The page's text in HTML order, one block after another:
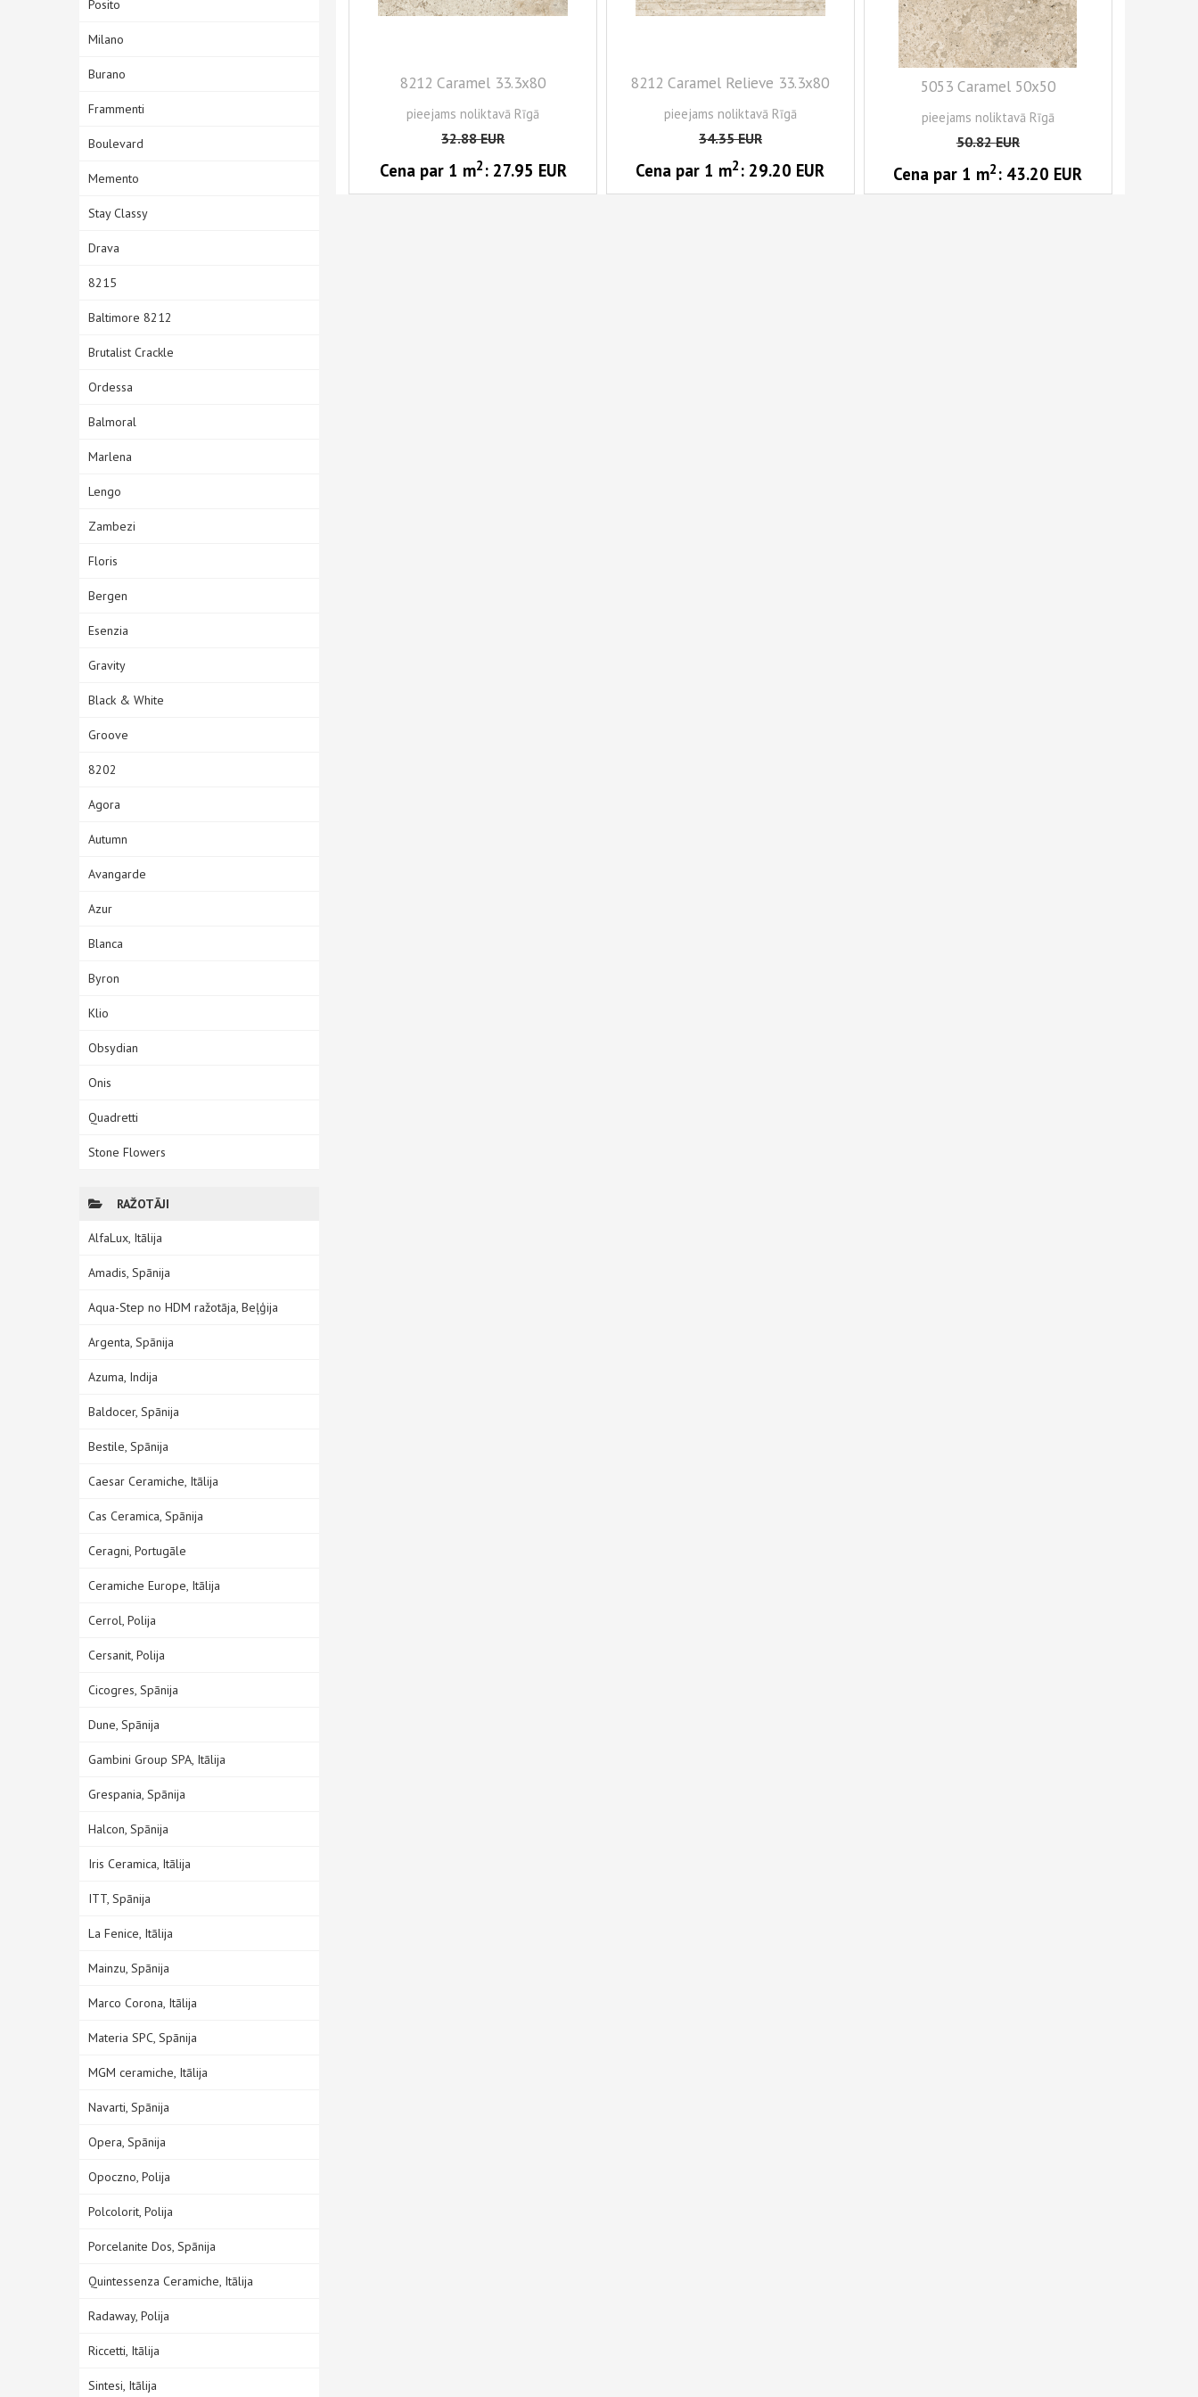
Posito
Milano
Burano
Frammenti
Boulevard
Memento
Stay Classy
Drava
8215
Baltimore 8212
Brutalist Crackle
Ordessa
Balmoral
Marlena
Lengo
Zambezi
Floris
Bergen
Esenzia
Gravity
Black & White
Groove
8202
Agora
Autumn
Avangarde
Azur
Blanca
Byron
Klio
Obsydian
Onis
Quadretti
Stone Flowers
RAŽOTĀJI
AlfaLux, Itālija
Amadis, Spānija
Aqua-Step no HDM ražotāja, Beļģija
Argenta, Spānija
Azuma, Indija
Baldocer, Spānija
Bestile, Spānija
Caesar Ceramiche, Itālija
Cas Ceramica, Spānija
Ceragni, Portugāle
Ceramiche Europe, Itālija
Cerrol, Polija
Cersanit, Polija
Cicogres, Spānija
Dune, Spānija
Gambini Group SPA, Itālija
Grespania, Spānija
Halcon, Spānija
Iris Ceramica, Itālija
ITT, Spānija
La Fenice, Itālija
Mainzu, Spānija
Marco Corona, Itālija
Materia SPC, Spānija
MGM ceramiche, Itālija
Navarti, Spānija
Opera, Spānija
Opoczno, Polija
Polcolorit, Polija
Porcelanite Dos, Spānija
Quintessenza Ceramiche, Itālija
Radaway, Polija
Riccetti, Itālija
Sintesi, Itālija
8212 Caramel 33.3x80
pieejams noliktavā Rīgā
32.88EUR
Cena par 1 m2 : 27.95 EUR
8212 Caramel Relieve 33.3x80
pieejams noliktavā Rīgā
34.35EUR
Cena par 1 m2 : 29.20 EUR
5053 Caramel 50x50
pieejams noliktavā Rīgā
50.82EUR
Cena par 1 m2 : 43.20 EUR